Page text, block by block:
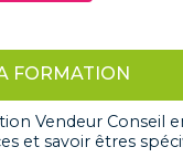
FORMATION
Vendeur
et savoir êtres